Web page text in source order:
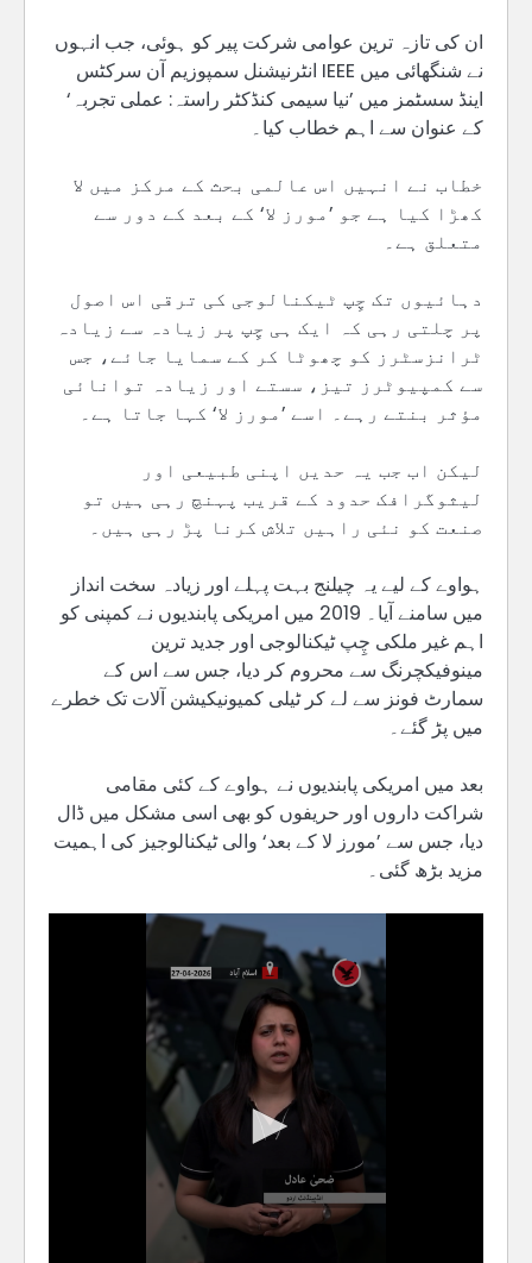
ان کی تازہ ترین عوامی شرکت پیر کو ہوئی، جب انہوں
نے شنگھائی میں IEEE انٹرنیشنل سمپوزیم آن سرکٹس
اینڈ سسٹمز میں ’نیا سیمی کنڈکٹر راستہ: عملی تجربہ‘
کے عنوان سے اہم خطاب کیا۔
خطاب نے انہیں اس عالمی بحث کے مرکز میں لا
کھڑا کیا ہے جو ’مورز لا‘ کے بعد کے دور سے
متعلق ہے۔
دہائیوں تک چِپ ٹیکنالوجی کی ترقی اس اصول
پر چلتی رہی کہ ایک ہی چِپ پر زیادہ سے زیادہ
ٹرانزسٹرز کو چھوٹا کر کے سمایا جائے، جس
سے کمپیوٹرز تیز، سستے اور زیادہ توانائی
مؤثر بنتے رہے۔ اسے ’مورز لا‘ کہا جاتا ہے۔
لیکن اب جب یہ حدیں اپنی طبیعی اور
لیثوگرافک حدود کے قریب پہنچ رہی ہیں تو
صنعت کو نئی راہیں تلاش کرنا پڑ رہی ہیں۔
ہواوے کے لیے یہ چیلنج بہت پہلے اور زیادہ سخت انداز
میں سامنے آیا۔ 2019 میں امریکی پابندیوں نے کمپنی کو
اہم غیر ملکی چِپ ٹیکنالوجی اور جدید ترین
مینوفیکچرنگ سے محروم کر دیا، جس سے اس کے
سمارٹ فونز سے لے کر ٹیلی کمیونیکیشن آلات تک خطرے
میں پڑ گئے۔
بعد میں امریکی پابندیوں نے ہواوے کے کئی مقامی
شراکت داروں اور حریفوں کو بھی اسی مشکل میں ڈال
دیا، جس سے ’مورز لا کے بعد‘ والی ٹیکنالوجیز کی اہمیت
مزید بڑھ گئی۔